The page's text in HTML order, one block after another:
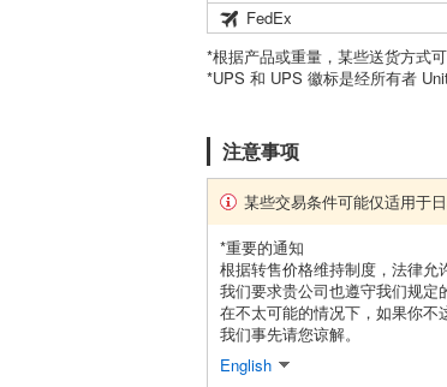
FedEx
*根据产品或重量，某些送货方式可
*UPS 和 UPS 徽标是经所有者
注意事项
某些交易条件可能仅适用于
*重要的通知
根据转售价格维持制度，法律允
我们要求贵公司也遵守我们规定
在不太可能的情况下，如果你不
我们事先请您谅解。
English